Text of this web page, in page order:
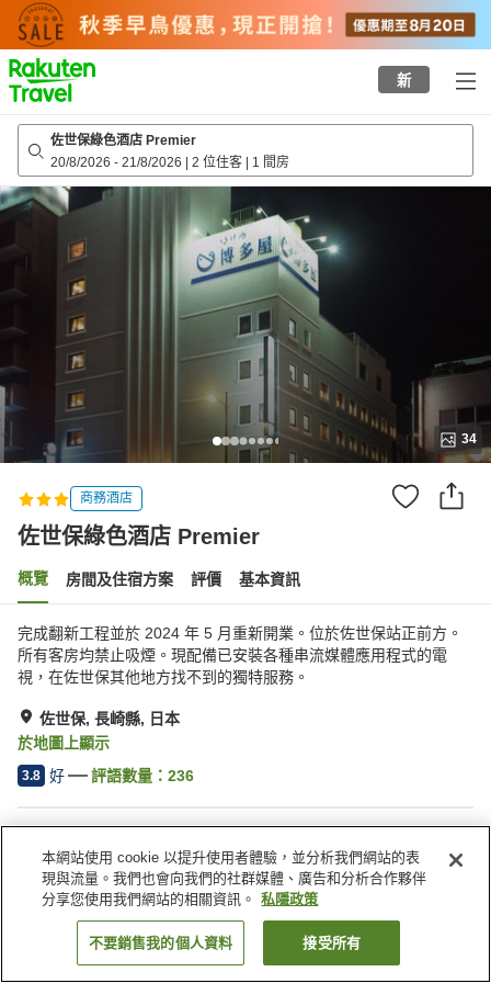
to
top
page
新
佐世保綠色酒店 Premier
20/8/2026 - 21/8/2026 | 2 位住客 | 1 間房
34
商務酒店
佐世保綠色酒店 Premier
概覽 房間及住宿方案 評價 基本資訊
完成翻新工程並於 2024 年 5 月重新開業。位於佐世保站正前方。
所有客房均禁止吸煙。現配備已安裝各種串流媒體應用程式的電
視，在佐世保其他地方找不到的獨特服務。
佐世保, 長崎縣, 日本
於地圖上顯示
3.8 好 評語數量： 236
Wi-Fi
自動販賣機
宴會廳
日式餐廳
日本 長崎縣 佐世保 佐世保綠色酒店 Premier
找客房
本網站使用 cookie 以提升使用者體驗，並分析我們網站的表
現與流量。我們也會向我們的社群媒體、廣告和分析合作夥伴
分享您使用我們網站的相關資訊。
私隱政策
不要銷售我的個人資料 接受所有